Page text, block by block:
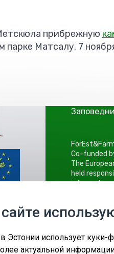
прибрежную
парке Матсалу. 7
Co-funded
The
held
information
Roheline
Tel +372
E-post:
Эстонии использует
актуальной